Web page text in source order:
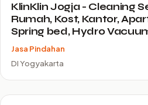
KlinKlin Jogja - Cleaning
Rumah, Kost, Kantor,
Spring bed, Hydro
Jasa Pindahan
DI Yogyakarta